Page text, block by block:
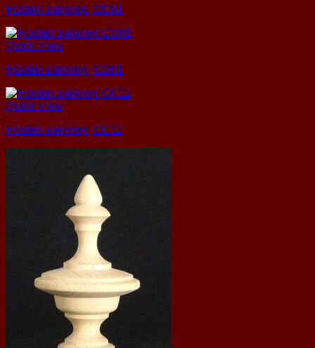
Houten sierknop, OC01
Quick View
Houten sierknop, CD01
Quick View
Houten sierknop, OC11